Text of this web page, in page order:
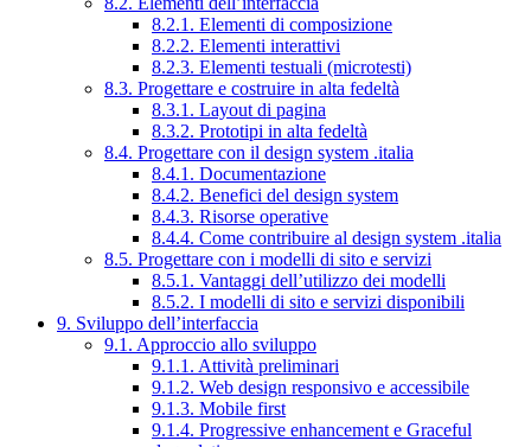
8.2.1. Elementi di composizione
8.2.2. Elementi interattivi
8.2.3. Elementi testuali (microtesti)
8.3. Progettare e costruire in alta fedeltà
8.3.1. Layout di pagina
8.3.2. Prototipi in alta fedeltà
8.4. Progettare con il design system .italia
8.4.1. Documentazione
8.4.2. Benefici del design system
8.4.3. Risorse operative
8.4.4. Come contribuire al design system .italia
8.5. Progettare con i modelli di sito e servizi
8.5.1. Vantaggi dell’utilizzo dei modelli
8.5.2. I modelli di sito e servizi disponibili
9. Sviluppo dell’interfaccia
9.1. Approccio allo sviluppo
9.1.1. Attività preliminari
9.1.2. Web design responsivo e accessibile
9.1.3. Mobile first
9.1.4. Progressive enhancement e Graceful